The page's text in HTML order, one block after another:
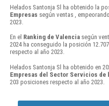
Helados Santonja Sl ha obtenido la
Empresas según ventas ,
2023.
En el Ranking de Valencia según
2024 ha conseguido la posición
respecto al año 2023.
Helados Santonja Sl ha obtenido en
Empresas del Sector Servicios de
203 posiciones respecto al año 2023.